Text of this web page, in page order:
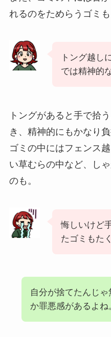
れるのをためらうゴミ
トング越し
では精神的
トングがあると手で拾
き、精神的にもかなり
ゴミの中にはフェンス
い草むらの中など、し
のも。
悔しいけど
たゴミもた
自分が捨てたんじ
か罪悪感があるよね